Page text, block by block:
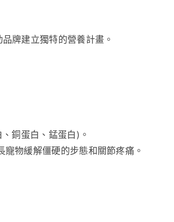
牌建立獨特的營養計畫。
銅蛋白、錳蛋白)。
物緩解僵硬的步態和關節疼痛。